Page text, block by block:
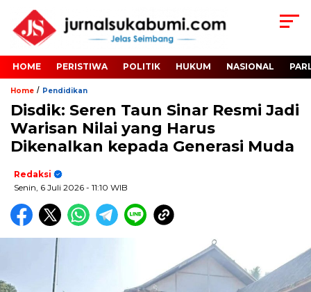
HOME PERISTIWA POLITIK HUKUM NASIONAL
Home / Pendidikan
Disdik: Seren Taun Sinar Resmi Jadi
Warisan Nilai yang Harus
Dikenalkan kepada Generasi Muda
Redaksi
Senin, 6 Juli 2026 - 11:10 WIB